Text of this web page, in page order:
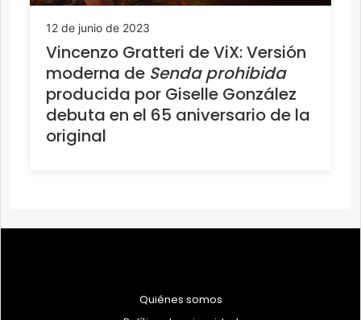
12 de junio de 2023
Vincenzo Gratteri de ViX: Versión
moderna de Senda prohibida
producida por Giselle González
debuta en el 65 aniversario de la
original
Quiénes somos